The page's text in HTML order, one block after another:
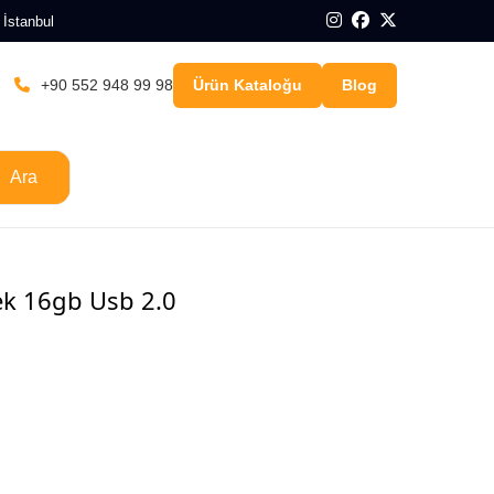
+90 552 948 99 98 Ürün Kataloğu Blog
Ara
16gb Usb 2.0